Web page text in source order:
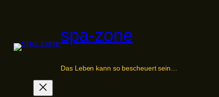
spa-zone
Das Leben kann so bescheuert sein…